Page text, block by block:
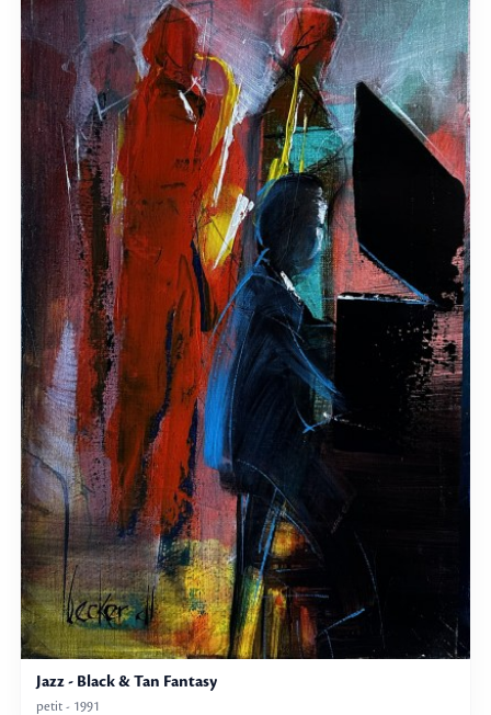
Jazz - Black & Tan Fantasy
petit - 1991